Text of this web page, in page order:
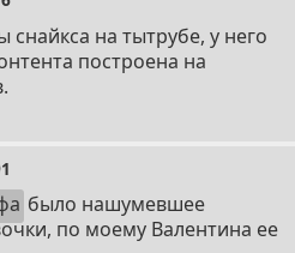
снайкса на тытрубе, у него
построена на
было нашумевшее
по моему Валентина ее